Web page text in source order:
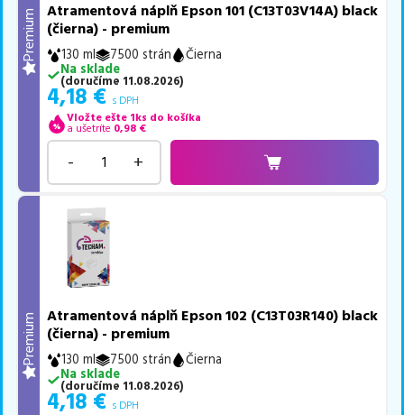
Premium
Atramentová náplň Epson 101 (C13T03V14A) black
(čierna) - premium
130 ml 7500 strán
Čierna
Na sklade
(doručíme 11.08.2026)
4,18 € s DPH
Vložte ešte 1ks do košíka
a ušetríte 0,98 €
- +
Premium
Atramentová náplň Epson 102 (C13T03R140) black
(čierna) - premium
130 ml 7500 strán
Čierna
Na sklade
(doručíme 11.08.2026)
4,18 € s DPH